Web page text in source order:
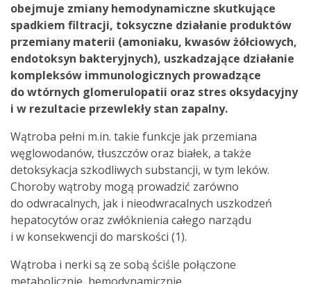
obejmuje zmiany hemodynamiczne skutkujące
spadkiem filtracji, toksyczne działanie produktów
przemiany materii (amoniaku, kwasów żółciowych,
endotoksyn bakteryjnych), uszkadzające działanie
kompleksów immunologicznych prowadzące
do wtórnych glomerulopatii oraz stres oksydacyjny
i w rezultacie przewlekły stan zapalny.
Wątroba pełni m.in. takie funkcje jak przemiana
węglowodanów, tłuszczów oraz białek, a także
detoksykacja szkodliwych substancji, w tym leków.
Choroby wątroby mogą prowadzić zarówno
do odwracalnych, jak i nieodwracalnych uszkodzeń
hepatocytów oraz zwłóknienia całego narządu
i w konsekwencji do marskości (1).
Wątroba i nerki są ze sobą ściśle połączone